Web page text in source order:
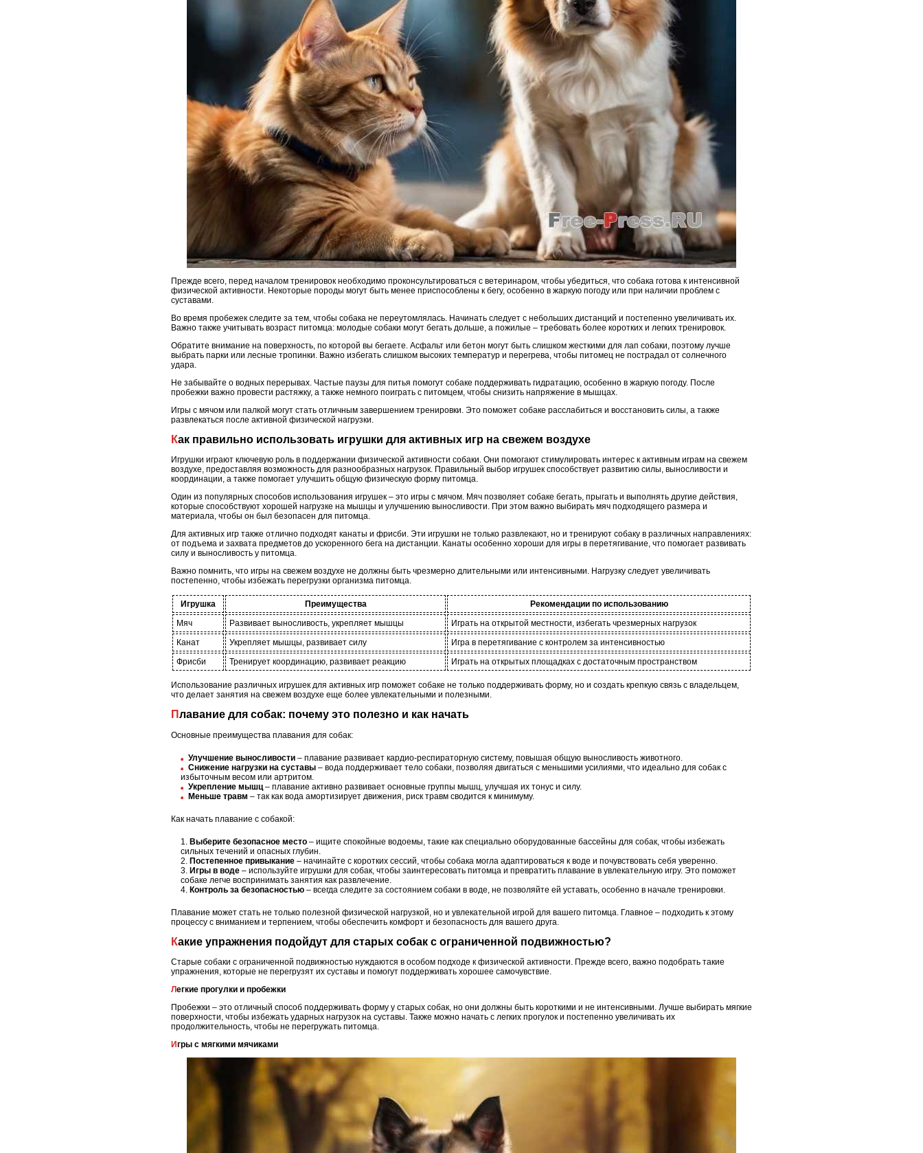
Прежде всего, перед началом тренировок необходимо проконсультироваться с ветеринаром, чтобы убедиться, что собака готова к интенсивной
физической активности. Некоторые породы могут быть менее приспособлены к бегу, особенно в жаркую погоду или при наличии проблем с
суставами.
Во время пробежек следите за тем, чтобы собака не переутомлялась. Начинать следует с небольших дистанций и постепенно увеличивать их.
Важно также учитывать возраст питомца: молодые собаки могут бегать дольше, а пожилые – требовать более коротких и легких тренировок.
Обратите внимание на поверхность, по которой вы бегаете. Асфальт или бетон могут быть слишком жесткими для лап собаки, поэтому лучше
выбрать парки или лесные тропинки. Важно избегать слишком высоких температур и перегрева, чтобы питомец не пострадал от солнечного
удара.
Не забывайте о водных перерывах. Частые паузы для питья помогут собаке поддерживать гидратацию, особенно в жаркую погоду. После
пробежки важно провести растяжку, а также немного поиграть с питомцем, чтобы снизить напряжение в мышцах.
Игры с мячом или палкой могут стать отличным завершением тренировки. Это поможет собаке расслабиться и восстановить силы, а также
развлекаться после активной физической нагрузки.
Как правильно использовать игрушки для активных игр на свежем воздухе
Игрушки играют ключевую роль в поддержании физической активности собаки. Они помогают стимулировать интерес к активным играм на свежем
воздухе, предоставляя возможность для разнообразных нагрузок. Правильный выбор игрушек способствует развитию силы, выносливости и
координации, а также помогает улучшить общую физическую форму питомца.
Один из популярных способов использования игрушек – это игры с мячом. Мяч позволяет собаке бегать, прыгать и выполнять другие действия,
которые способствуют хорошей нагрузке на мышцы и улучшению выносливости. При этом важно выбирать мяч подходящего размера и
материала, чтобы он был безопасен для питомца.
Для активных игр также отлично подходят канаты и фрисби. Эти игрушки не только развлекают, но и тренируют собаку в различных направлениях:
от подъема и захвата предметов до ускоренного бега на дистанции. Канаты особенно хороши для игры в перетягивание, что помогает развивать
силу и выносливость у питомца.
Важно помнить, что игры на свежем воздухе не должны быть чрезмерно длительными или интенсивными. Нагрузку следует увеличивать
постепенно, чтобы избежать перегрузки организма питомца.
Игрушка Преимущества
Рекомендации по использованию
Мяч
Развивает выносливость, укрепляет мышцы
Играть на открытой местности, избегать чрезмерных нагрузок
Канат
Укрепляет мышцы, развивает силу
Игра в перетягивание с контролем за интенсивностью
Фрисби
Тренирует координацию, развивает реакцию Играть на открытых площадках с достаточным пространством
Использование различных игрушек для активных игр поможет собаке не только поддерживать форму, но и создать крепкую связь с владельцем,
что делает занятия на свежем воздухе еще более увлекательными и полезными.
Плавание для собак: почему это полезно и как начать
Основные преимущества плавания для собак:
Улучшение выносливости – плавание развивает кардио-респираторную систему, повышая общую выносливость животного.
Снижение нагрузки на суставы – вода поддерживает тело собаки, позволяя двигаться с меньшими усилиями, что идеально для собак с
избыточным весом или артритом.
Укрепление мышц – плавание активно развивает основные группы мышц, улучшая их тонус и силу.
Меньше травм – так как вода амортизирует движения, риск травм сводится к минимуму.
Как начать плавание с собакой:
Выберите безопасное место – ищите спокойные водоемы, такие как специально оборудованные бассейны для собак, чтобы избежать
сильных течений и опасных глубин.
Постепенное привыкание – начинайте с коротких сессий, чтобы собака могла адаптироваться к воде и почувствовать себя уверенно.
Игры в воде – используйте игрушки для собак, чтобы заинтересовать питомца и превратить плавание в увлекательную игру. Это поможет
собаке легче воспринимать занятия как развлечение.
Контроль за безопасностью – всегда следите за состоянием собаки в воде, не позволяйте ей уставать, особенно в начале тренировки.
Плавание может стать не только полезной физической нагрузкой, но и увлекательной игрой для вашего питомца. Главное – подходить к этому
процессу с вниманием и терпением, чтобы обеспечить комфорт и безопасность для вашего друга.
Какие упражнения подойдут для старых собак с ограниченной подвижностью?
Старые собаки с ограниченной подвижностью нуждаются в особом подходе к физической активности. Прежде всего, важно подобрать такие
упражнения, которые не перегрузят их суставы и помогут поддерживать хорошее самочувствие.
Легкие прогулки и пробежки
Пробежки – это отличный способ поддерживать форму у старых собак, но они должны быть короткими и не интенсивными. Лучше выбирать мягкие
поверхности, чтобы избежать ударных нагрузок на суставы. Также можно начать с легких прогулок и постепенно увеличивать их
продолжительность, чтобы не перегружать питомца.
Игры с мягкими мячиками